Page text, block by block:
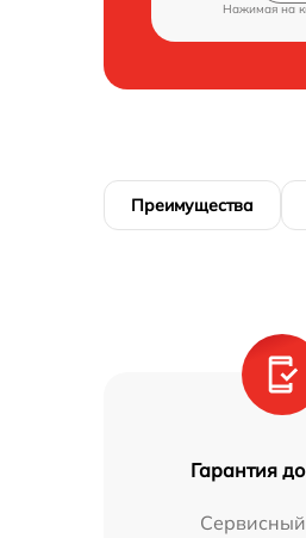
Нажимая на
Преимущества
Гарантия